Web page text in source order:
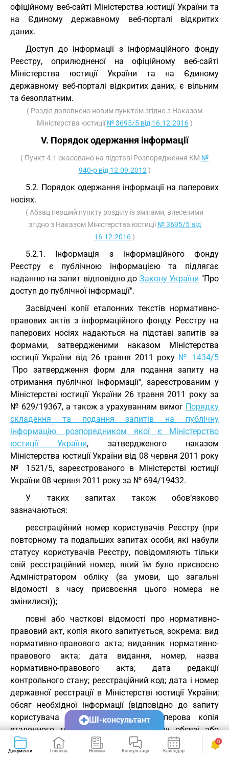
офіційному веб-сайті Міністерства юстиції України та
на Єдиному державному веб-порталі відкритих
даних.
Доступ до інформації з інформаційного фонду
Реєстру, оприлюдненої на офіційному веб-сайті
Міністерства юстиції України та на Єдиному
державному веб-порталі відкритих даних, є вільним
та безоплатним.
( Розділ доповнено новим пунктом згідно з Наказом
Міністерства юстиції№ 3695/5 від 16.12.2016)
V. Порядок одержання інформації
( Пункт 4.1 скасовано на підставі Розпорядження КМ №
940-р від 12.09.2012 )
5.2. Порядок одержання інформації на паперових
носіях.
( Абзац перший пункту розділу із змінами, внесеними
згідно з Наказом Міністерства юстиції№ 3695/5 від
16.12.2016)
5.2.1. Інформація з інформаційного фонду
Реєстру є публічною інформацією та підлягає
наданню на запит відповідно до Закону України "Про
доступ до публічної інформації".
Засвідчені копії еталонних текстів нормативно-
правових актів з інформаційного фонду Реєстру на
паперових носіях надаються на підставі запитів за
формами, затвердженими наказом Міністерства
юстиції України від 26 травня 2011 року № 1434/5
"Про затвердження форм для подання запиту на
отримання публічної інформації", зареєстрованим у
Міністерстві юстиції України 26 травня 2011 року за
№ 629/19367, а також з урахуванням вимог Порядку
складення та подання запитів на публічну
інформацію, розпорядником якої є Міністерство
юстиції України, затвердженого наказом
Міністерства юстиції України від 08 червня 2011 року
№ 1521/5, зареєстрованого в Міністерстві юстиції
України 08 червня 2011 року за № 694/19432.
У таких запитах також обов’язково
зазначаються:
реєстраційний номер користувачів Реєстру (при
повторному та подальших запитах особи, які набули
статусу користувачів Реєстру, повідомляють тільки
свій реєстраційний номер, який їм було присвоєно
Адміністратором обліку (за умови, що загальні
відомості з часу присвоєння цього номера не
змінилися));
повні або часткові відомості про нормативно-
правовий акт, копія якого запитується, зокрема: вид
нормативно-правового акта; видавник нормативно-
правового акта; дата видання, номер, назва
нормативно-правового акта; дата редакції
контрольного стану; реєстраційний код; дата і номер
державної реєстрації в Міністерстві юстиції України;
обсяг необхідної інформації (відповідно до запиту
користувача Реєстру надається паперова копія
еталонного тексту Реєстру в повному обсязі або
витяг із нього у вигляді окремих розділів, глав або
статей).
Документи Головна Новини Консультації Календар Сервіси
0
ШІ-консультант